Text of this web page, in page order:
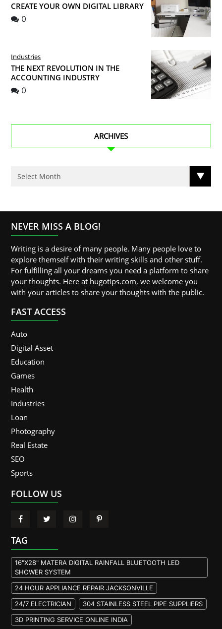
CREATE YOUR OWN DIGITAL LIBRARY
0
Industries
THE NEXT REVOLUTION IN THE
ACCOUNTING INDUSTRY
0
ARCHIVES
NEVER MISS A BLOG!
Writing is a desire of many people. Many people love to
explore themself with their writing skills and other stuff.
For fulfilling all your dreams you need a platform to share
your thoughts. Here at hugotips.com, we welcome you
with your articles to share your thoughts with the public.
FAST ACCESS
Auto
Digital Asset
Education
Games
Health
Industries
Loan
Photography
Real Estate
SEO
Sports
FOLLOW US
TAG
16"X28" MATERA DIGITAL RAINFALL BLUETOOTH LED
SHOWER SYSTEM
24 HOUR APPLIANCE REPAIR JACKSONVILLE
24/7 ELECTRICIAN
304 STAINLESS STEEL PIPE SUPPLIERS
3D PRINTING SERVICE ONLINE INDIA